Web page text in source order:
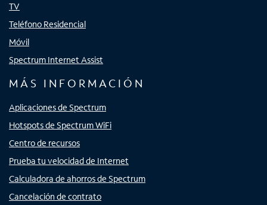
TV
Teléfono Residencial
Móvil
Spectrum Internet Assist
MÁS INFORMACIÓN
Aplicaciones de Spectrum
Hotspots de Spectrum WiFi
Centro de recursos
Prueba tu velocidad de Internet
Calculadora de ahorros de Spectrum
Cancelación de contrato